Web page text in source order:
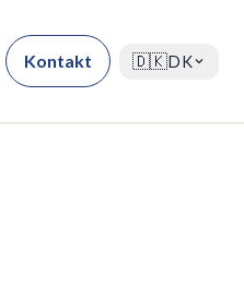
Kontakt 🇩🇰DK